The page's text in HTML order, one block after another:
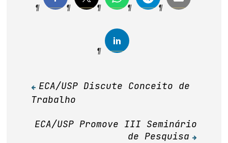
Navegação
de
Post
ECA/USP Discute Conceito de
Trabalho
ECA/USP Promove III Seminário
de Pesquisa